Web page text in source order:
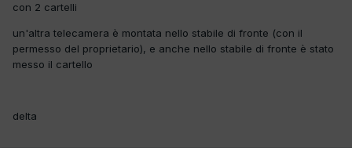
con 2 cartelli
un'altra telecamera è montata nello stabile di fronte (con il
permesso del proprietario), e anche nello stabile di fronte è stato
messo il cartello
delta